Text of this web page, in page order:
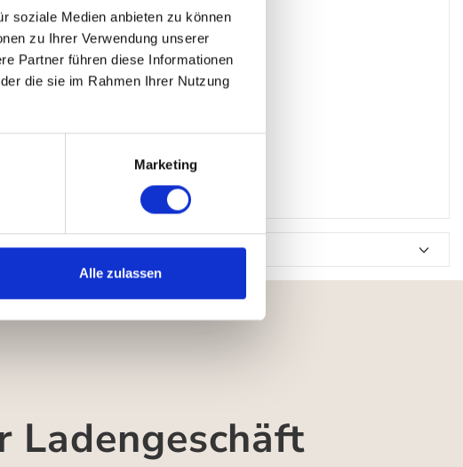
soziale Medien anbieten zu können
zu Ihrer Verwendung unserer
Partner führen diese Informationen
die sie im Rahmen Ihrer Nutzung
Marketing
Alle zulassen
Ladengeschäft